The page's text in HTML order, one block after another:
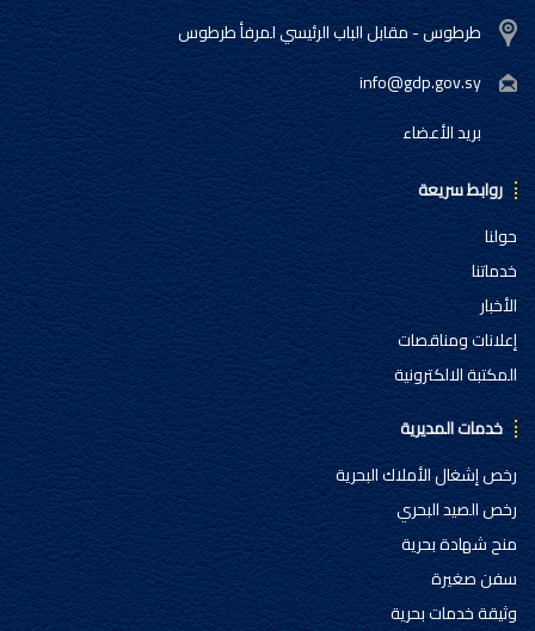
طرطوس - مقابل الباب الرئيسي لمرفأ طرطوس
info@gdp.gov.sy
بريد الأعضاء
روابط سريعة
حولنا
خدماتنا
الأخبار
إعلانات ومناقصات
المكتبة الالكترونية
خدمات المديرية
رخص إشغال الأملاك البحرية
رخص الصيد البحري
منح شهادة بحرية
سفن صغيرة
وثيقة خدمات بحرية